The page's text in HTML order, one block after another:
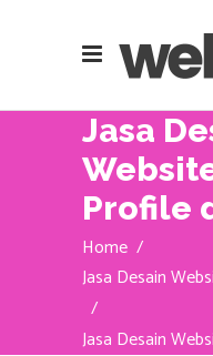
Jasa
Profile
Home /
Jasa Desain
/
Jasa Desain